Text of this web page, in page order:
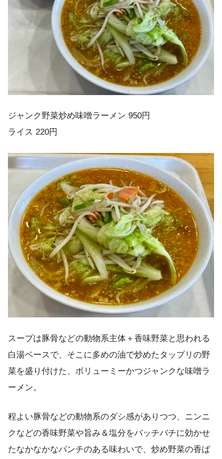
ジャンク野菜炒め味噌ラーメン 950円
ライス 220円
スープは豚骨などの動物系主体＋香味野菜と思われる
白湯ベースで、そこに多めの油で炒めたタップリの野
菜を盛り付けた、ボリューミーかつジャンクな味噌ラ
ーメン。
程よい豚骨などの動物系のダシ感がありつつ、ニンニ
クなどの香味野菜や旨み＆塩分をバッチバチに効かせ
たなかなかなパンチのある味わいで、炒め野菜の香ば